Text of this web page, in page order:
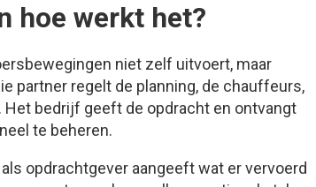
hoe werkt het?
niet zelf uitvoert, maar
partner regelt de planning, de chauffeurs,
bedrijf geeft de opdracht en ontvangt
te beheren.
opdrachtgever aangeeft wat er vervoerd